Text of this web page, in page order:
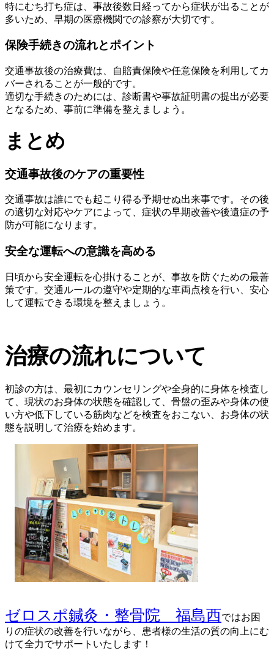
特にむち打ち症は、事故後数日経ってから症状が出ることが
多いため、早期の医療機関での診察が大切です。
保険手続きの流れとポイント
交通事故後の治療費は、自賠責保険や任意保険を利用してカ
バーされることが一般的です。
適切な手続きのためには、診断書や事故証明書の提出が必要
となるため、事前に準備を整えましょう。
まとめ
交通事故後のケアの重要性
交通事故は誰にでも起こり得る予期せぬ出来事です。その後
の適切な対応やケアによって、症状の早期改善や後遺症の予
防が可能になります。
安全な運転への意識を高める
日頃から安全運転を心掛けることが、事故を防ぐための最善
策です。交通ルールの遵守や定期的な車両点検を行い、安心
して運転できる環境を整えましょう。
治療の流れについて
初診の方は、最初にカウンセリングや全身的に身体を検査し
て、現状のお身体の状態を確認して、骨盤の歪みや身体の使
い方や低下している筋肉などを検査をおこない、お身体の状
態を説明して治療を始めます。
ゼロスポ鍼灸・整骨院 福島西ではお困
りの症状の改善を行いながら、患者様の生活の質の向上にむ
けて全力でサポートいたします！